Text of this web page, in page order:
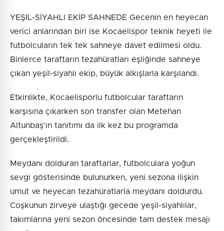
YEŞİL-SİYAHLI EKİP SAHNEDE Gecenin en heyecan
verici anlarından biri ise Kocaelispor teknik heyeti ile
futbolcuların tek tek sahneye davet edilmesi oldu.
Binlerce taraftarın tezahüratları eşliğinde sahneye
çıkan yeşil-siyahlı ekip, büyük alkışlarla karşılandı.
Etkinlikte, Kocaelisporlu futbolcular taraftarın
karşısına çıkarken son transfer olan Metehan
Altunbaş'ın tanıtımı da ilk kez bu programda
gerçekleştirildi.
Meydanı dolduran taraftarlar, futbolculara yoğun
sevgi gösterisinde bulunurken, yeni sezona ilişkin
umut ve heyecan tezahüratlarla meydanı doldurdu.
Coşkunun zirveye ulaştığı gecede yeşil-siyahlılar,
takımlarına yeni sezon öncesinde tam destek mesajı